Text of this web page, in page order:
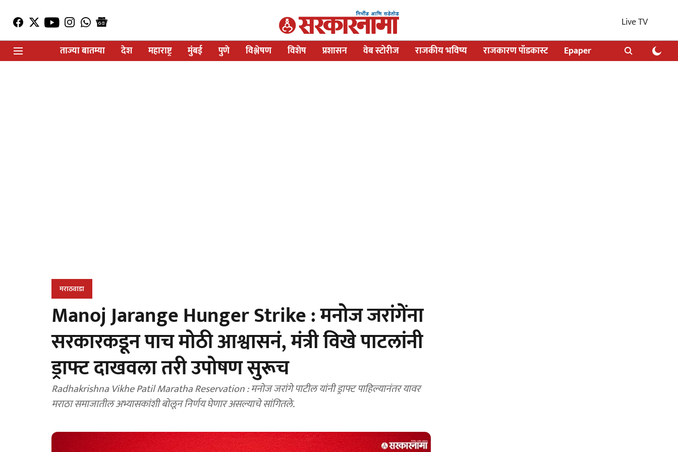
Live TV
ताज्या बातम्या
देश महाराष्ट्र मुंबई पुणे विश्लेषण विशेष प्रशासन वेब स्टोरीज राजकीय भविष्य राजकारण पॉडकास्ट Epaper
मराठवाडा
Manoj Jarange Hunger Strike : मनोज जरांगेंना
सरकारकडून पाच मोठी आश्वासनं, मंत्री विखे पाटलांनी
ड्राफ्ट दाखवला तरी उपोषण सुरूच
Radhakrishna Vikhe Patil Maratha Reservation : मनोज जरांगे पाटील यांनी ड्राफ्ट पाहिल्यानंतर यावर
मराठा समाजातील अभ्यासकांशी बोलून निर्णय घेणार असल्याचे सांगितले.